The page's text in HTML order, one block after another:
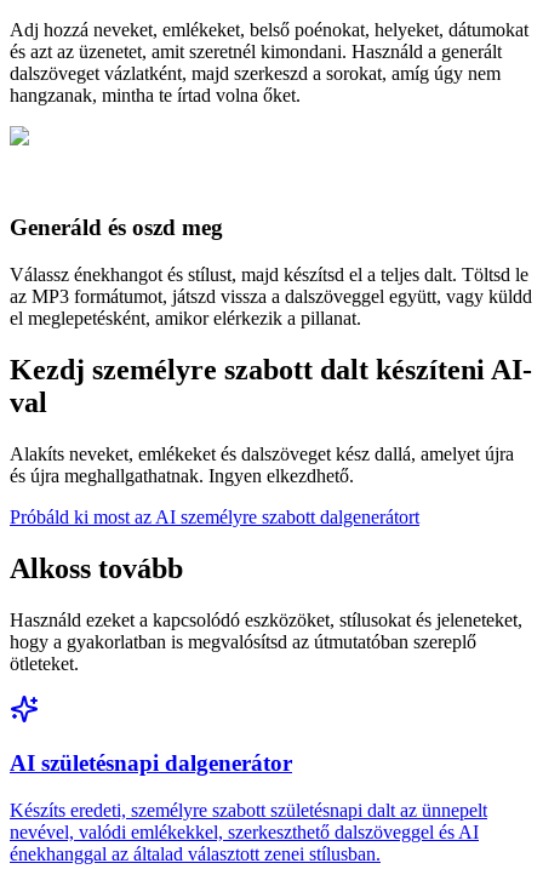
Adj hozzá neveket, emlékeket, belső poénokat, helyeket, dátumokat
és azt az üzenetet, amit szeretnél kimondani. Használd a generált
dalszöveget vázlatként, majd szerkeszd a sorokat, amíg úgy nem
hangzanak, mintha te írtad volna őket.
Generáld és oszd meg
Válassz énekhangot és stílust, majd készítsd el a teljes dalt. Töltsd le
az MP3 formátumot, játszd vissza a dalszöveggel együtt, vagy küldd
el meglepetésként, amikor elérkezik a pillanat.
Kezdj személyre szabott dalt készíteni AI-
val
Alakíts neveket, emlékeket és dalszöveget kész dallá, amelyet újra
és újra meghallgathatnak. Ingyen elkezdhető.
Próbáld ki most az AI személyre szabott dalgenerátort
Alkoss tovább
Használd ezeket a kapcsolódó eszközöket, stílusokat és jeleneteket,
hogy a gyakorlatban is megvalósítsd az útmutatóban szereplő
ötleteket.
AI születésnapi dalgenerátor
Készíts eredeti, személyre szabott születésnapi dalt az ünnepelt
nevével, valódi emlékekkel, szerkeszthető dalszöveggel és AI
énekhanggal az általad választott zenei stílusban.